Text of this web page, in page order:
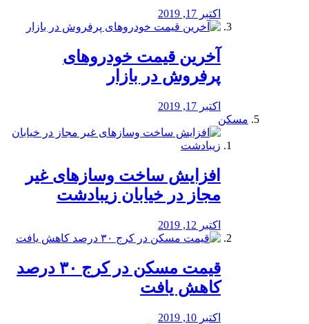
اکتبر 17, 2019
آخرین قیمت خودرو‌های
پرفروش در بازار
اکتبر 17, 2019
مسکن
افزایش ساخت وسازهای غیر
مجاز در خیابان زیبادشت
اکتبر 12, 2019
️قیمت مسکن در کرج ۳۰ درصد
کاهش یافت
اکتبر 10, 2019